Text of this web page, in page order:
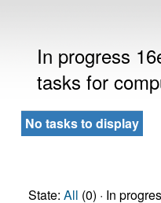
In progress
tasks for
No tasks to display
State: All (0) · In